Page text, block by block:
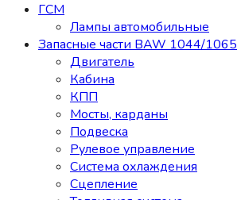
ГСМ
Лампы автомобильные
Запасные части BAW 1044/1065
Двигатель
Кабина
КПП
Мосты, карданы
Подвеска
Рулевое управление
Система охлаждения
Сцепление